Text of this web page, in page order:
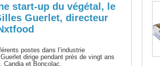
start-up du végétal, le
Guerlet, directeur
postes dans l’industrie
dirige pendant près de vingt ans
Candia et Boncolac.